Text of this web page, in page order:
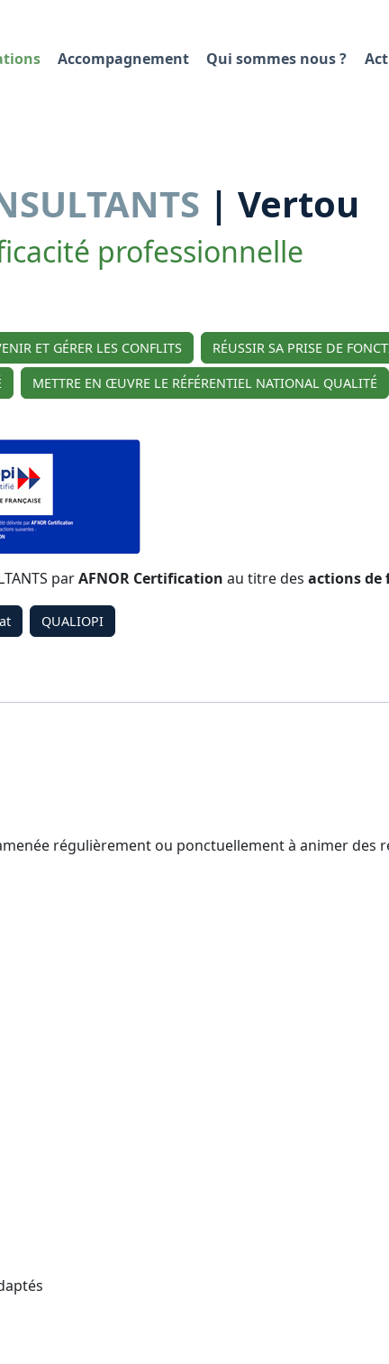
Accompagnement Qui sommes nous ?
| Vertou
professionnelle
ET GÉRER LES CONFLITS RÉUSSIR SA PRISE DE
METTRE EN ŒUVRE LE RÉFÉRENTIEL NATIONAL QUALITÉ
parAFNOR Certification au titre des actions
QUALIOPI
régulièrement ou ponctuellement à animer des